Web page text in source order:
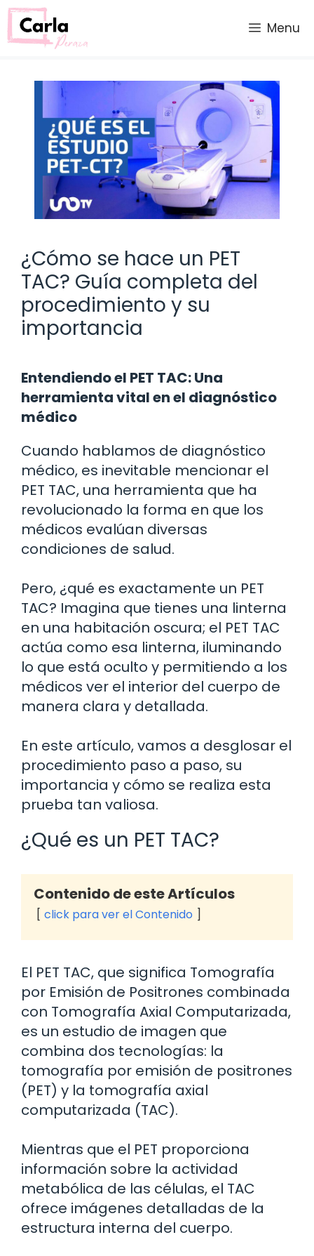
Saltar
al
contenido
Menu
¿Cómo se hace un PET
TAC? Guía completa del
procedimiento y su
importancia
Entendiendo el PET TAC: Una
herramienta vital en el diagnóstico
médico
Cuando hablamos de diagnóstico
médico, es inevitable mencionar el
PET TAC, una herramienta que ha
revolucionado la forma en que los
médicos evalúan diversas
condiciones de salud.
Pero, ¿qué es exactamente un PET
TAC? Imagina que tienes una linterna
en una habitación oscura; el PET TAC
actúa como esa linterna, iluminando
lo que está oculto y permitiendo a los
médicos ver el interior del cuerpo de
manera clara y detallada.
En este artículo, vamos a desglosar el
procedimiento paso a paso, su
importancia y cómo se realiza esta
prueba tan valiosa.
¿Qué es un PET TAC?
Contenido de este Artículos
click para ver el Contenido
El PET TAC, que significa Tomografía
por Emisión de Positrones combinada
con Tomografía Axial Computarizada,
es un estudio de imagen que
combina dos tecnologías: la
tomografía por emisión de positrones
(PET) y la tomografía axial
computarizada (TAC).
Mientras que el PET proporciona
información sobre la actividad
metabólica de las células, el TAC
ofrece imágenes detalladas de la
estructura interna del cuerpo.